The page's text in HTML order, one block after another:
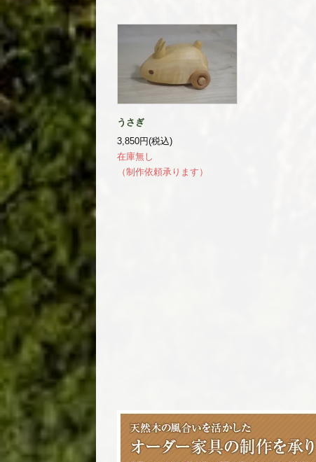
うさぎ
3,850円(税込)
在庫無し
（制作依頼承ります）